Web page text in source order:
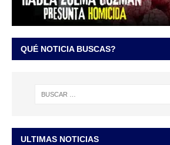
QUÉ NOTICIA BUSCAS?
ULTIMAS NOTICIAS